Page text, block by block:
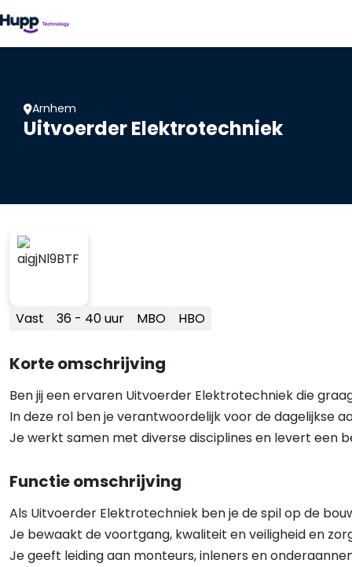
Arnhem
Uitvoerder Elektrotechniek
Vast 36 - 40 uur MBO HBO
Korte omschrijving
Ben jij een ervaren Uitvoerder Elektrotechniek die
In deze rol ben je verantwoordelijk voor de dagelijkse
Je werkt samen met diverse disciplines en levert een
Functie omschrijving
Als Uitvoerder Elektrotechniek ben je de spil op de
Je bewaakt de voortgang, kwaliteit en veiligheid en
Je geeft leiding aan monteurs, inleners en